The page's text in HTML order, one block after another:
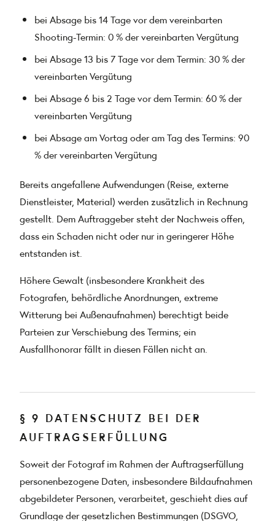
bei Absage bis 14 Tage vor dem vereinbarten
Shooting-Termin: 0 % der vereinbarten Vergütung
bei Absage 13 bis 7 Tage vor dem Termin: 30 % der
vereinbarten Vergütung
bei Absage 6 bis 2 Tage vor dem Termin: 60 % der
vereinbarten Vergütung
bei Absage am Vortag oder am Tag des Termins: 90
% der vereinbarten Vergütung
Bereits angefallene Aufwendungen (Reise, externe
Dienstleister, Material) werden zusätzlich in Rechnung
gestellt. Dem Auftraggeber steht der Nachweis offen,
dass ein Schaden nicht oder nur in geringerer Höhe
entstanden ist.
Höhere Gewalt (insbesondere Krankheit des
Fotografen, behördliche Anordnungen, extreme
Witterung bei Außenaufnahmen) berechtigt beide
Parteien zur Verschiebung des Termins; ein
Ausfallhonorar fällt in diesen Fällen nicht an.
§ 9 DATENSCHUTZ BEI DER
AUFTRAGSERFÜLLUNG
Soweit der Fotograf im Rahmen der Auftragserfüllung
personenbezogene Daten, insbesondere Bildaufnahmen
abgebildeter Personen, verarbeitet, geschieht dies auf
Grundlage der gesetzlichen Bestimmungen (DSGVO,